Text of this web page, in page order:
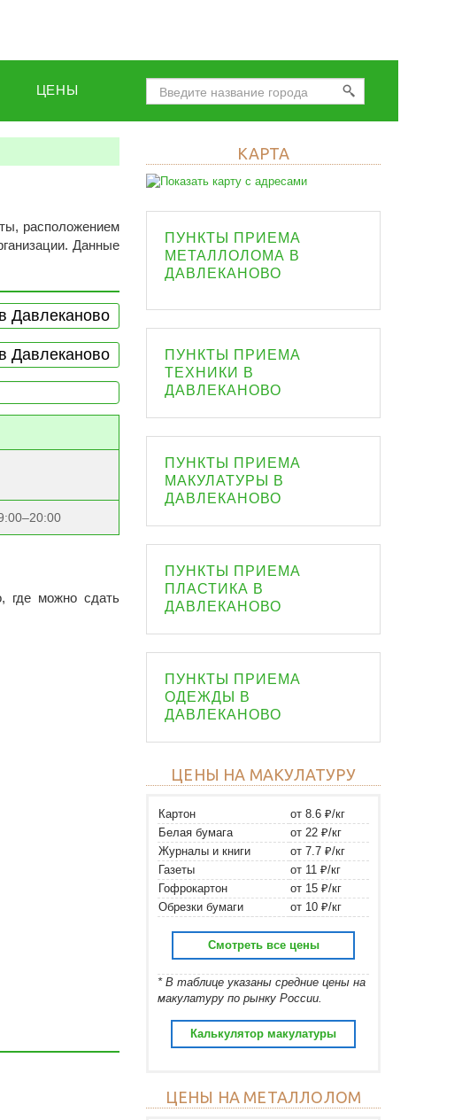
ЦЕНЫ
расположением
Данные
Давлеканово
Давлеканово
где можно сдать
КАРТА
ПУНКТЫ ПРИЕМА
МЕТАЛЛОЛОМА В
ДАВЛЕКАНОВО
ПУНКТЫ ПРИЕМА
ТЕХНИКИ В
ДАВЛЕКАНОВО
ПУНКТЫ ПРИЕМА
МАКУЛАТУРЫ В
ДАВЛЕКАНОВО
ПУНКТЫ ПРИЕМА
ПЛАСТИКА В
ДАВЛЕКАНОВО
ПУНКТЫ ПРИЕМА
ОДЕЖДЫ В
ДАВЛЕКАНОВО
ЦЕНЫ НА МАКУЛАТУРУ
Картон
от 8.6 ₽/кг
Белая бумага
от 22 ₽/кг
Журналы и книги
от 7.7 ₽/кг
Газеты
от 11 ₽/кг
Гофрокартон
от 15 ₽/кг
Обрезки бумаги
от 10 ₽/кг
Смотреть все цены
* В таблице указаны средние цены на
макулатуру по рынку России.
Калькулятор макулатуры
ЦЕНЫ НА МЕТАЛЛОЛОМ